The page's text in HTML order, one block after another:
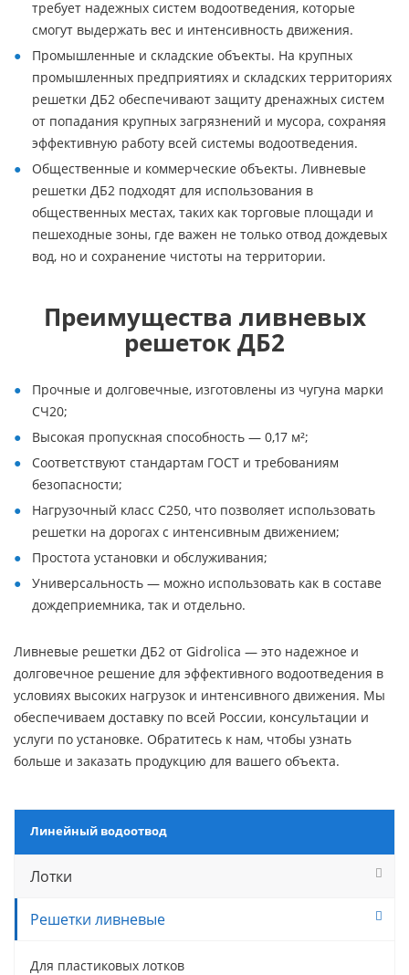
требует надежных систем водоотведения, которые
смогут выдержать вес и интенсивность движения.
Промышленные и складские объекты. На крупных
промышленных предприятиях и складских территориях
решетки ДБ2 обеспечивают защиту дренажных систем
от попадания крупных загрязнений и мусора, сохраняя
эффективную работу всей системы водоотведения.
Общественные и коммерческие объекты. Ливневые
решетки ДБ2 подходят для использования в
общественных местах, таких как торговые площади и
пешеходные зоны, где важен не только отвод дождевых
вод, но и сохранение чистоты на территории.
Преимущества ливневых
решеток ДБ2
Прочные и долговечные, изготовлены из чугуна марки
СЧ20;
Высокая пропускная способность — 0,17 м²;
Соответствуют стандартам ГОСТ и требованиям
безопасности;
Нагрузочный класс C250, что позволяет использовать
решетки на дорогах с интенсивным движением;
Простота установки и обслуживания;
Универсальность — можно использовать как в составе
дождеприемника, так и отдельно.
Ливневые решетки ДБ2 от Gidrolica — это надежное и
долговечное решение для эффективного водоотведения в
условиях высоких нагрузок и интенсивного движения. Мы
обеспечиваем доставку по всей России, консультации и
услуги по установке. Обратитесь к нам, чтобы узнать
больше и заказать продукцию для вашего объекта.
Линейный водоотвод
Лотки
Решетки ливневые
Для пластиковых лотков